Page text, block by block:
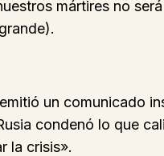
mártires no
un comunicado
condenó lo que
la crisis».